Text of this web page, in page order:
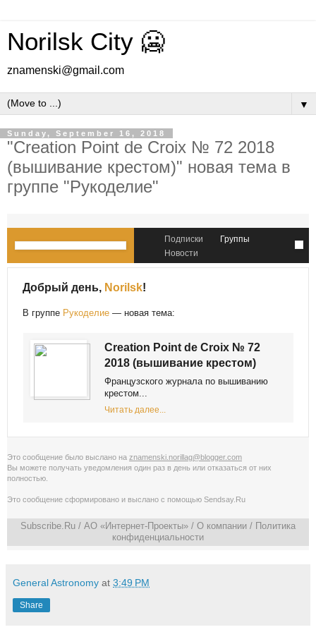
Norilsk City 🥶
znamenski@gmail.com
▼
Sunday, September 16, 2018
"Creation Point de Croix № 72 2018
(вышивание крестом)" новая тема в
группе "Рукоделие"
Подписки
Группы
Новости
Добрый день, Norilsk!
В группе Рукоделие — новая тема:
Creation Point de Croix № 72
2018 (вышивание крестом)
Французского журнала по вышиванию
крестом...
Читать далее...
Это сообщение было выслано на znamenski.norillag@blogger.com
Вы можете получать уведомления один раз в день или отказаться от них
полностью
Это сообщение сформировано и выслано с помощью Sendsay.Ru
Subscribe.Ru / АО «Интернет-Проекты» / О компании / Политика
конфиденциальности
General Astronomy at 3:49 PM
Share